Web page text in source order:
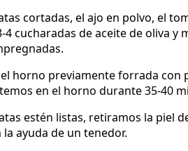
cortadas, el ajo en polvo, el
4 cucharadas de aceite de oliva
horno previamente forrada con
en el horno durante 35-40
estén listas, retiramos la piel
ayuda de un tenedor.